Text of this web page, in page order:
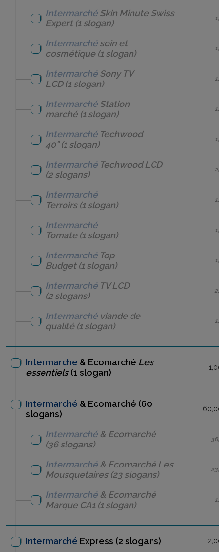
Intermarché Skin Minute Swiss
Expert(1 slogan)
Intermarché soin et
cosmétique(1 slogan)
Intermarché Sony TV
LCD(1 slogan)
Intermarché Station
marché(1 slogan)
Intermarché Techwood
40"(1 slogan)
Intermarché Techwood LCD
(2 slogans)
Intermarché
Terroirs(1 slogan)
Intermarché
Tomate(1 slogan)
Intermarché Top
Budget(1 slogan)
Intermarché TV LCD
(2 slogans)
Intermarché viande de
qualité(1 slogan)
Intermarche & Ecomarché Les
essentiels(1 slogan)
Intermarché & Ecomarché (60
slogans)
Intermarché& Ecomarché
(36 slogans)
Intermarché& Ecomarché Les
Mousquetaires(23 slogans)
Intermarché& Ecomarché
Marque CA1 (1 slogan)
Intermarché Express (2 slogans)